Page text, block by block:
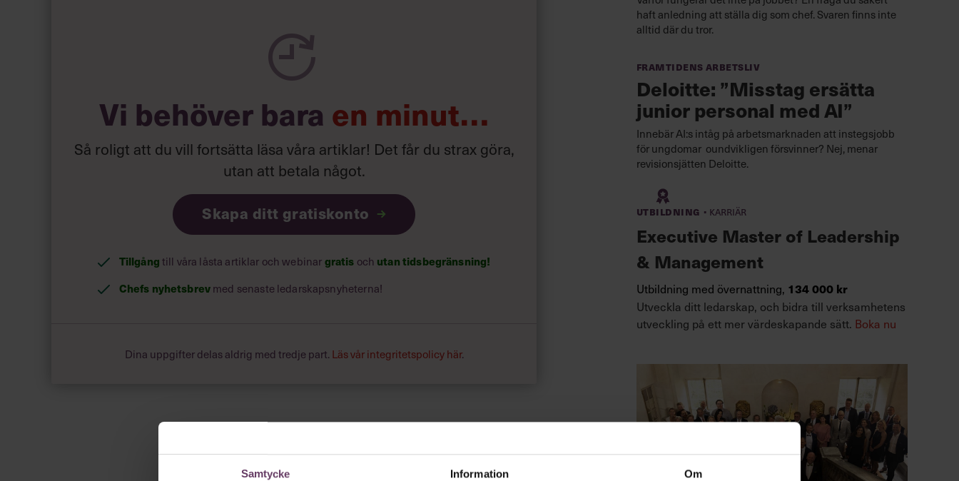
Samtycke Information Om
Vi behöver bara en minut…
Så roligt att du vill fortsätta läsa våra artiklar! Det får du strax göra,
utan att betala något.
Skapa ditt gratiskonto
Tillgångtill våra låsta artiklar och webinargratis och utan tidsbegränsning!
Chefs nyhetsbrevmed senaste ledarskapsnyheterna!
Dina uppgifter delas aldrig med tredje part. Läs vår integritetspolicy här.
haft anledning att ställa dig som chef. Svaren finns inte
alltid där du tror.
Framtidens arbetsliv
Deloitte: ”Misstag ersätta
junior personal med AI”
Innebär AI:s intåg på arbetsmarknaden att instegsjobb
för ungdomar oundvikligen försvinner? Nej, menar
revisionsjätten Deloitte.
Utbildning · Karriär
Executive Master of Leadership
& Management
Utbildning med övernattning, 134 000 kr
Utveckla ditt ledarskap, och bidra till verksamhetens
utveckling på ett mer värdeskapande sätt. Boka nu